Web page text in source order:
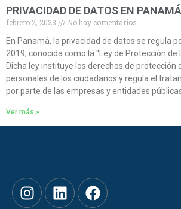
PRIVACIDAD DE DATOS EN PANAMÁ
febrero 2, 2023
No hay comentarios
En Panamá, la privacidad de datos se regula
2019, conocida como la “Ley de Protección de
Dicha ley instituye los derechos de protección
personales de los ciudadanos y regula el
por parte de las empresas y entidades
Ver más »
I
n
L
i
F
a